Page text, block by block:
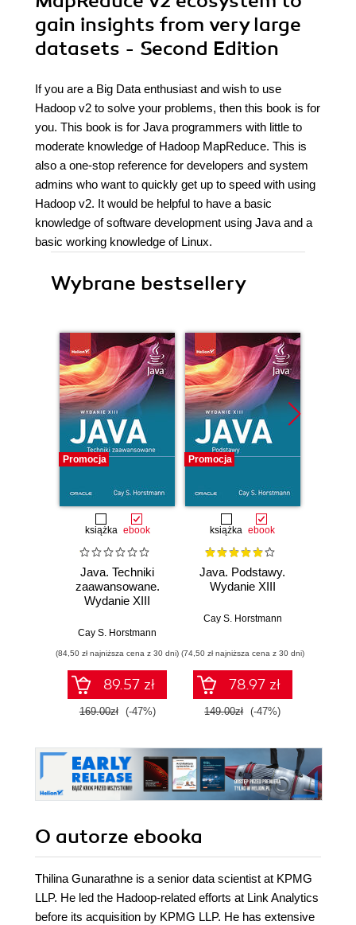
gain insights from very large
datasets - Second Edition
If you are a Big Data enthusiast and wish to use
Hadoop v2 to solve your problems, then this book is for
you. This book is for Java programmers with little to
moderate knowledge of Hadoop MapReduce. This is
also a one-stop reference for developers and system
admins who want to quickly get up to speed with using
Hadoop v2. It would be helpful to have a basic
knowledge of software development using Java and a
basic working knowledge of Linux.
Wybrane bestsellery
Promocja
książka ebook
Java. Techniki
zaawansowane.
Wydanie XIII
Cay S. Horstmann
(84,50 zł najniższa cena z 30 dni)
89.57 zł
169.00zł (-47%)
Promocja
książka ebook
Java. Podstawy.
Wydanie XIII
Cay S. Horstmann
(74,50 zł najniższa cena z 30 dni)
78.97 zł
149.00zł (-47%)
O autorze ebooka
Thilina Gunarathne is a senior data scientist at KPMG
LLP. He led the Hadoop-related efforts at Link Analytics
before its acquisition by KPMG LLP. He has extensive